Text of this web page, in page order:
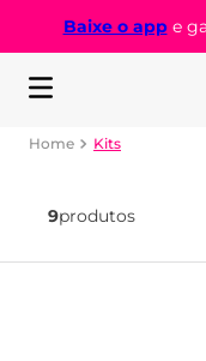
Baixe o appe
Kits
9produtos